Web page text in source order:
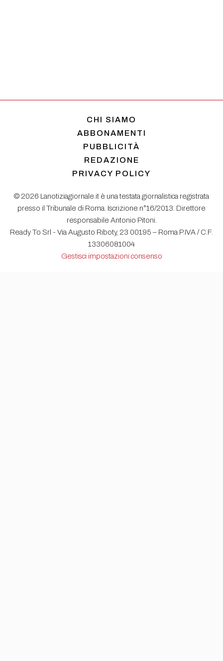
CHI SIAMO
ABBONAMENTI
PUBBLICITÀ
REDAZIONE
PRIVACY POLICY
© 2026 Lanotiziagiornale.it è una testata giornalistica registrata
presso il Tribunale di Roma. Iscrizione n°16/2013. Direttore
responsabile Antonio Pitoni.
Ready To Srl - Via Augusto Riboty, 23 00195 – Roma P.IVA / C.F.
13306081004
Gestisci impostazioni consenso